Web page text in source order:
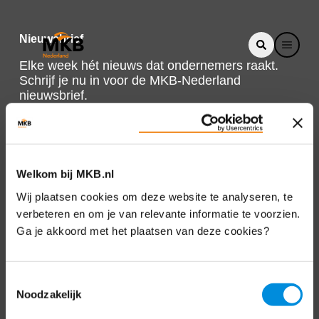
Welkom bij MKB.nl
Wij plaatsen cookies om deze website te analyseren, te
verbeteren en om je van relevante informatie te voorzien.
Ga je akkoord met het plaatsen van deze cookies?
Noodzakelijk
Nieuwsbrief
Elke week hét nieuws dat ondernemers raakt.
Schrijf je nu in voor de MKB-Nederland
nieuwsbrief.
Direct naar
Over ons
Bezuidenhoutseweg 12